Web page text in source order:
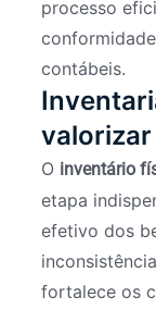
processo
contábeis.
O inventário
etapa
efetivo dos
fortalece os